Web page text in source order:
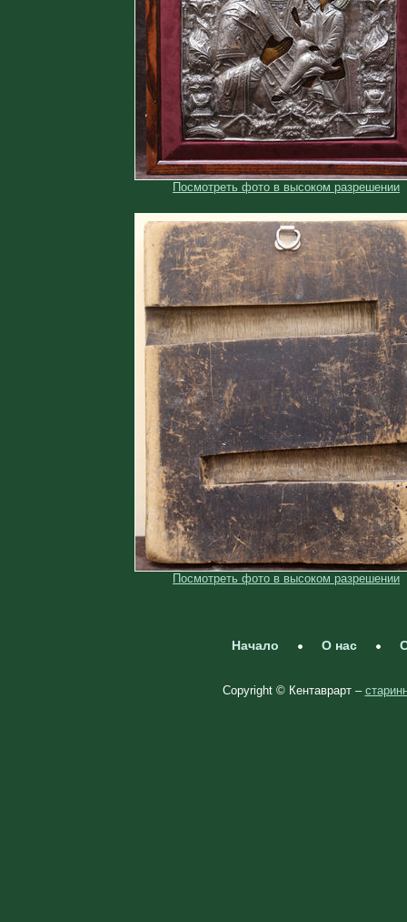
Посмотреть фото в высоком разрешении
Посмотреть фото в высоком разрешении
Начало О нас
Copyright © Кентаврарт –